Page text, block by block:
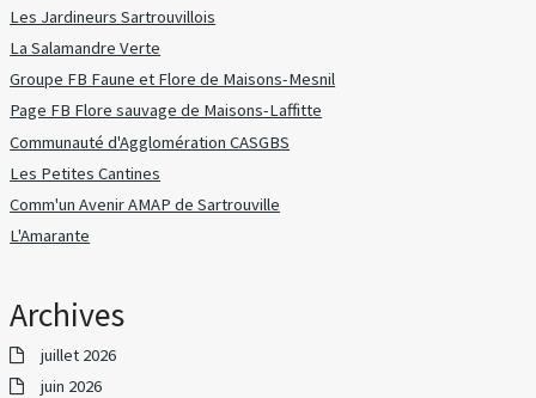
Les Jardineurs Sartrouvillois
La Salamandre Verte
Groupe FB Faune et Flore de Maisons-Mesnil
Page FB Flore sauvage de Maisons-Laffitte
Communauté d'Agglomération CASGBS
Les Petites Cantines
Comm'un Avenir AMAP de Sartrouville
L'Amarante
Archives
juillet 2026
juin 2026